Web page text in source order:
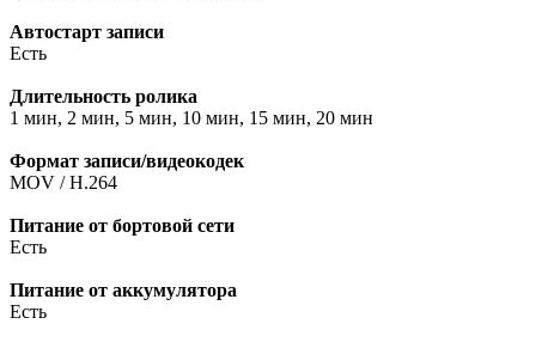
Автостарт записи
Есть
Длительность ролика
1 мин, 2 мин, 5 мин, 10 мин, 15 мин, 20 мин
Формат записи/видеокодек
MOV / H.264
Питание от бортовой сети
Есть
Питание от аккумулятора
Есть